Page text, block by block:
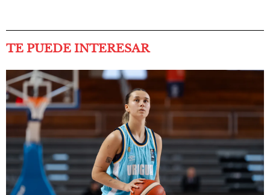
TE PUEDE INTERESAR